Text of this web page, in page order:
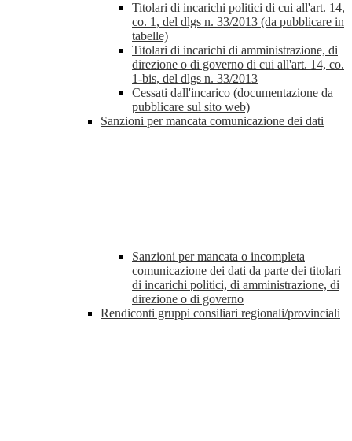
Titolari di incarichi politici di cui all'art. 14,
co. 1, del dlgs n. 33/2013 (da pubblicare in
tabelle)
Titolari di incarichi di amministrazione, di
direzione o di governo di cui all'art. 14, co.
1-bis, del dlgs n. 33/2013
Cessati dall'incarico (documentazione da
pubblicare sul sito web)
Sanzioni per mancata comunicazione dei dati
Sanzioni per mancata o incompleta
comunicazione dei dati da parte dei titolari
di incarichi politici, di amministrazione, di
direzione o di governo
Rendiconti gruppi consiliari regionali/provinciali